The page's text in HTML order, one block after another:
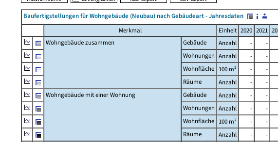
Baufertigstellungen für Wohngebäude (Neubau) nach Gebäudeart - Jahresdaten
Merkmal
Einheit 2020 2021
Wohngebäude zusammen
Gebäude Anzahl - -
Wohnungen Anzahl - -
Wohnfläche 100 m² - -
Räume
Anzahl - -
Wohngebäude mit einer Wohnung
Gebäude Anzahl - -
Wohnungen Anzahl - -
Wohnfläche 100 m² - -
Räume
Anzahl - -